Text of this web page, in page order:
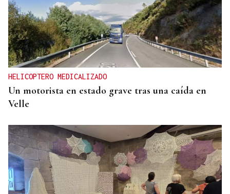
HELICOPTERO MEDICALIZADO
Un motorista en estado grave tras una caída en
Velle